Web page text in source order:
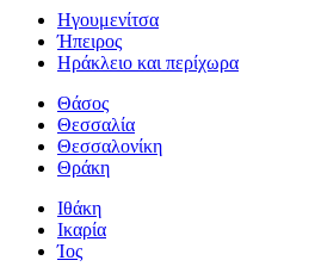
Ηγουμενίτσα
Ήπειρος
Ηράκλειο και περίχωρα
Θάσος
Θεσσαλία
Θεσσαλονίκη
Θράκη
Ιθάκη
Ικαρία
Ίος